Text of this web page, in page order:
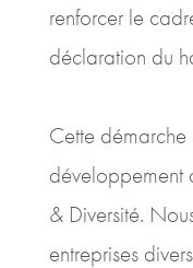
renforcer le
déclaration du
Cette démarche
développement
& Diversité.
entreprises